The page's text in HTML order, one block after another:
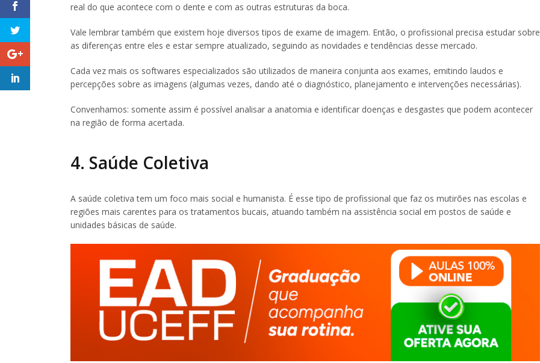
real do que acontece com o dente e com as outras estruturas da boca.
Vale lembrar também que existem hoje diversos tipos de exame de imagem. Então, o profissional precisa estudar sobre
as diferenças entre eles e estar sempre atualizado, seguindo as novidades e tendências desse mercado.
Cada vez mais os softwares especializados são utilizados de maneira conjunta aos exames, emitindo laudos e
percepções sobre as imagens (algumas vezes, dando até o diagnóstico, planejamento e intervenções necessárias).
Convenhamos: somente assim é possível analisar a anatomia e identificar doenças e desgastes que podem acontecer
na região de forma acertada.
4. Saúde Coletiva
A saúde coletiva tem um foco mais social e humanista. É esse tipo de profissional que faz os mutirões nas escolas e
regiões mais carentes para os tratamentos bucais, atuando também na assistência social em postos de saúde e
unidades básicas de saúde.